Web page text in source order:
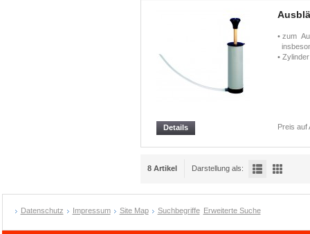
• zum
•
Preis auf
Details
8 Artikel Darstellung als:
Datenschutz Impressum Site Map Suchbegriffe Erweiterte Suche